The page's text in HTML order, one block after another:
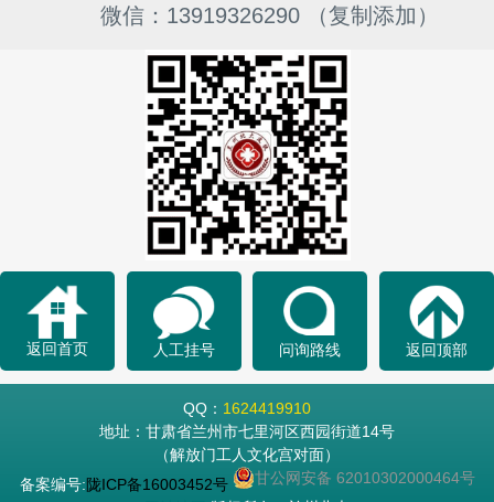
微信：13919326290 （复制添加）
返回首页 人工挂号 问询路线 返回顶部
QQ： 1624419910
地址：甘肃省兰州市七里河区西园街道14号
（解放门工人文化宫对面）
备案编号:陇ICP备16003452号
甘公网安备 62010302000464号